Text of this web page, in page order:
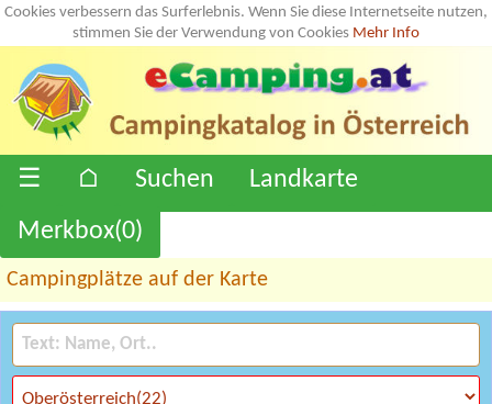
Cookies verbessern das Surferlebnis. Wenn Sie diese Internetseite nutzen,
stimmen Sie der Verwendung von Cookies Mehr Info
☰ ⌂ Suchen
Landkarte
Merkbox(0)
Campingplätze auf der Karte